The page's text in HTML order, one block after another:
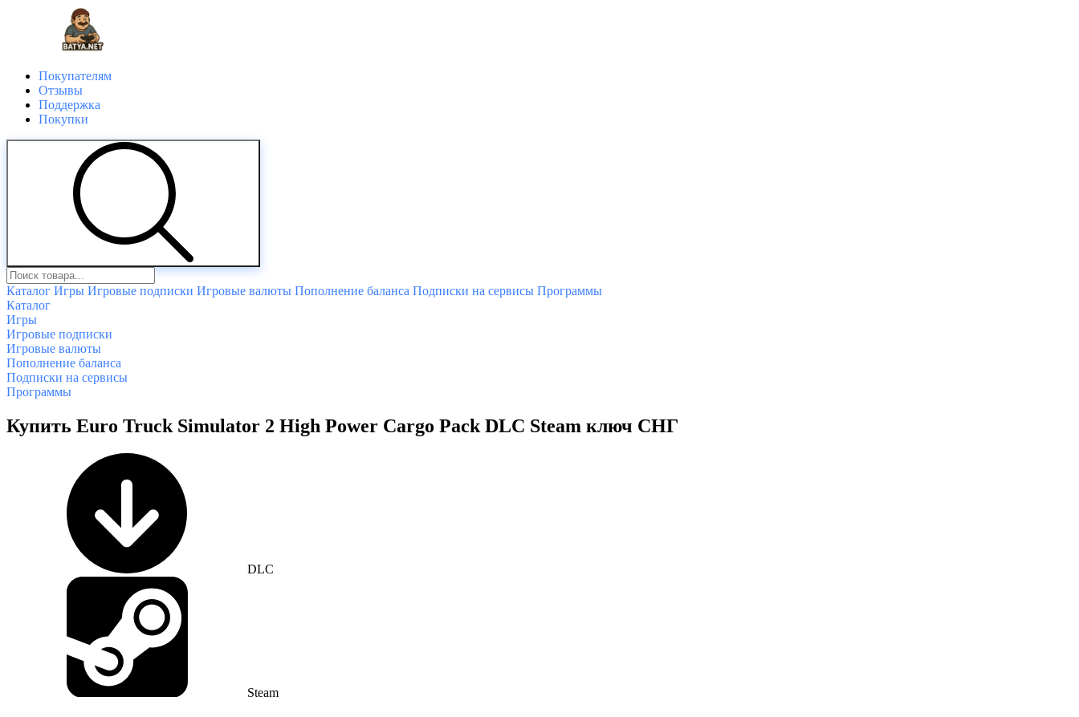
Покупателям
Отзывы
Поддержка
Покупки
Каталог Игры Игровые подписки Игровые валюты Пополнение баланса Подписки на сервисы Программы
Каталог
Игры
Игровые подписки
Игровые валюты
Пополнение баланса
Подписки на сервисы
Программы
Купить Euro Truck Simulator 2 High Power Cargo Pack DLC Steam ключ СНГ
DLC
Steam